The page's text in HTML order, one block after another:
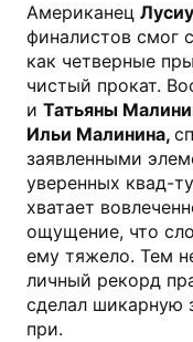
Американец
финалистов смог
как четверные
чистый прокат.
и Татьяны
Ильи Малинина,
заявленными
уверенных квад-
хватает
ощущение, что
ему тяжело. Тем
личный рекорд
сделал шикарную
при.